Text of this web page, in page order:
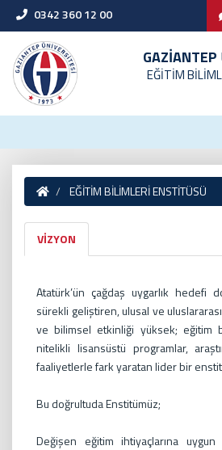
0342 360 12 00
GAZİANTEP
EĞİTİM
EĞİTİM BİLİMLERİ ENSTİTÜSÜ
VİZYON
Atatürk’ün çağdaş uygarlık hedefi
sürekli geliştiren, ulusal ve
ve bilimsel etkinliği yüksek; eğitim
nitelikli lisansüstü programlar,
faaliyetlerle fark yaratan lider bir
Bu doğrultuda Enstitümüz;
Değişen eğitim ihtiyaçlarına uygun